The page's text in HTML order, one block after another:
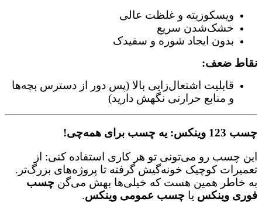
ویسکوزیته و غلظت عالی
خشک‌شدن سریع
بدون ایجاد شوره و سفیدک
نقاط ضعف:
قابلیت اشتعال‌زایی بالا (پس دور از دسترس بچه‌ها
و منابع حرارتی نگهش دارید)
چسب 123 وینکس: یه چسب برای همه‌چی!
این چسب رو می‌تونی تو هر کاری استفاده کنی: از
تعمیرات کوچیک خونه‌گیش گرفته تا پروژه‌های بزرگ‌تر.
به خاطر همین هست که خیلی‌ها بهش می‌گن چسب
فوری وینکس یا چسب عمومی وینکس.